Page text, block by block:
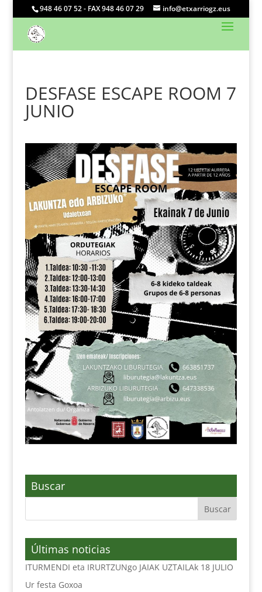
948 46 07 52 - FAX 948 46 07 29 info@etxarriogz.eus
DESFASE ESCAPE ROOM 7
JUNIO
Buscar
Últimas noticias
ITURMENDI eta IRURTZUNgo JAIAK UZTAILAk 18 JULIO
Ur festa Goxoa